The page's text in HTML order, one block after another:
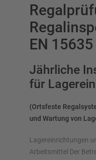
EN 15635
Jährliche
für
(Ortsfeste
und Wartung von
Lagereinrichtungen
Arbeitsmittel Der